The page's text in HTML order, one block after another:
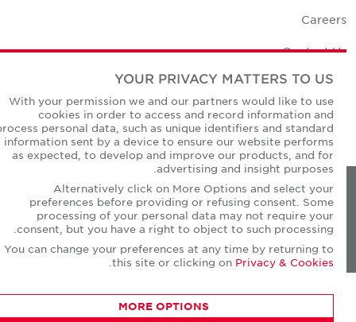
Careers
Contact Us
Office Locations
Corporate Social Responsibility
Privacy Policies
YOUR PRIVACY MATTERS TO US
With your permission we and our partners would like to use
cookies in order to access and record information and
process personal data, such as unique identifiers and standard
information sent by a device to ensure our website performs
as expected, to develop and improve our products, and for
advertising and insight purposes.
Alternatively click on More Options and select your
preferences before providing or refusing consent. Some
processing of your personal data may not require your
consent, but you have a right to object to such processing.
You can change your preferences at any time by returning to
this site or clicking onPrivacy & Cookies
.
MORE OPTIONS